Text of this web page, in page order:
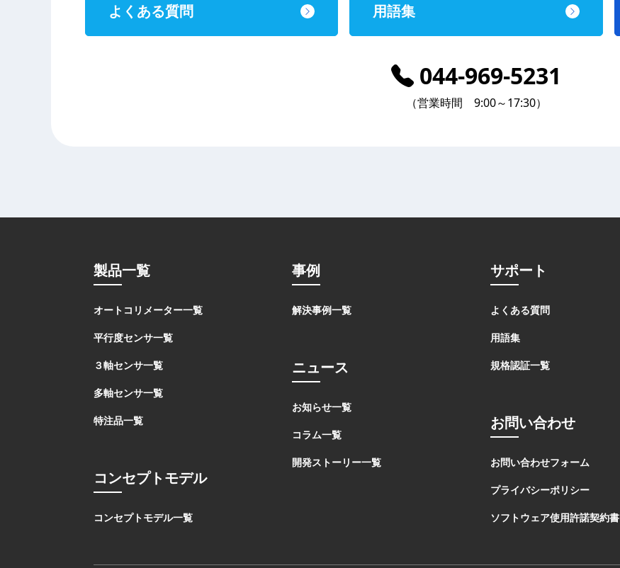
よくある質問 用語集
044-969-5231
（営業時間 9:00～17:30）
製品一覧
オートコリメーター一覧
平行度センサ一覧
３軸センサ一覧
多軸センサ一覧
特注品一覧
コンセプトモデル
コンセプトモデル一覧
事例
解決事例一覧
ニュース
お知らせ一覧
コラム一覧
開発ストーリー一覧
サポート
よくある質問
用語集
規格認証一覧
お問い合わせ
お問い合わせフォーム
プライバシーポリシー
ソフトウェア使用許諾契約書